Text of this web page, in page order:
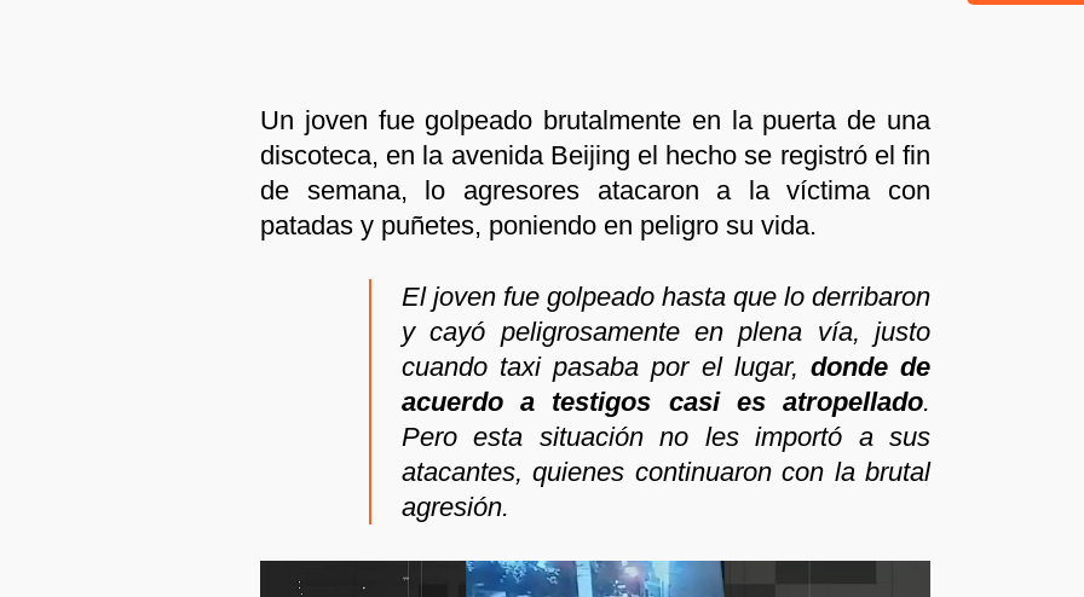
Un joven fue golpeado brutalmente en la puerta de una
discoteca, en la avenida Beijing el hecho se registró el fin
de semana, lo agresores atacaron a la víctima con
patadas y puñetes, poniendo en peligro su vida.
El joven fue golpeado hasta que lo derribaron
y cayó peligrosamente en plena vía, justo
cuando taxi pasaba por el lugar, donde de
acuerdo a testigos casi es atropellado.
Pero esta situación no les importó a sus
atacantes, quienes continuaron con la brutal
agresión.